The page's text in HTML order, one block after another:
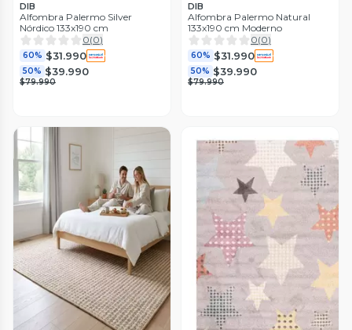
DIB
Alfombra Palermo Silver
Nórdico 133x190 cm
0(0)
60% $31.990
50% $39.990
$79.990
DIB
Alfombra Palermo Natural
133x190 cm Moderno
0(0)
60% $31.990
50% $39.990
$79.990